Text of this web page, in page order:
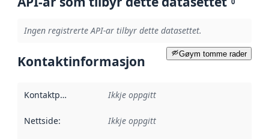
Ingen registrerte API-ar tilbyr dette datasettet.
Gøym tomme rader
Kontaktinformasjon
Kontaktpunkt Ikkje oppgitt
Nettside: Ikkje oppgitt